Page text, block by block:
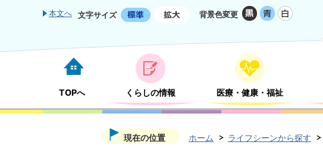
本文へ 文字サイズ 背景色変更
TOPへ くらしの情報 医療・健康・福祉
現在の位置 ホーム ライフシーンから探す